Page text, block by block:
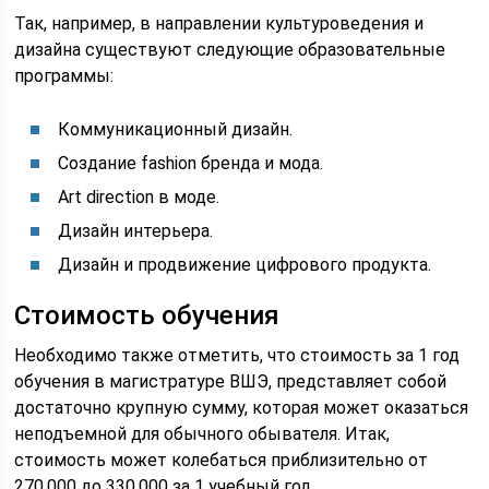
Так, например, в направлении культуроведения и
дизайна существуют следующие образовательные
программы:
Коммуникационный дизайн.
Создание fashion бренда и мода.
Art direction в моде.
Дизайн интерьера.
Дизайн и продвижение цифрового продукта.
Стоимость обучения
Необходимо также отметить, что стоимость за 1 год
обучения в магистратуре ВШЭ, представляет собой
достаточно крупную сумму, которая может оказаться
неподъемной для обычного обывателя. Итак,
стоимость может колебаться приблизительно от